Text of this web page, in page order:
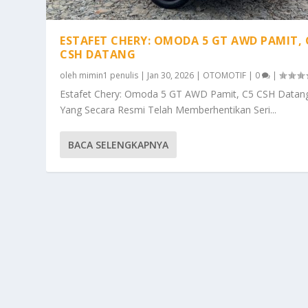
ESTAFET CHERY: OMODA 5 GT AWD PAMIT,
CSH DATANG
oleh mimin1 penulis | Jan 30, 2026 | OTOMOTIF | 0 |
Estafet Chery: Omoda 5 GT AWD Pamit, C5 CSH
Yang Secara Resmi Telah Memberhentikan Seri...
BACA SELENGKAPNYA